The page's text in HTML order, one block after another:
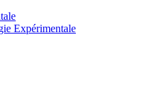
Expérimentale